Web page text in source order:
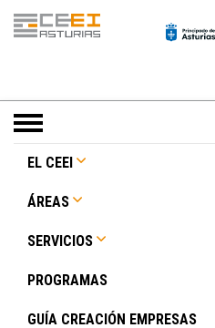
Toggle
navigation
EL CEEI
ÁREAS
SERVICIOS
PROGRAMAS
GUÍA CREACIÓN EMPRESAS